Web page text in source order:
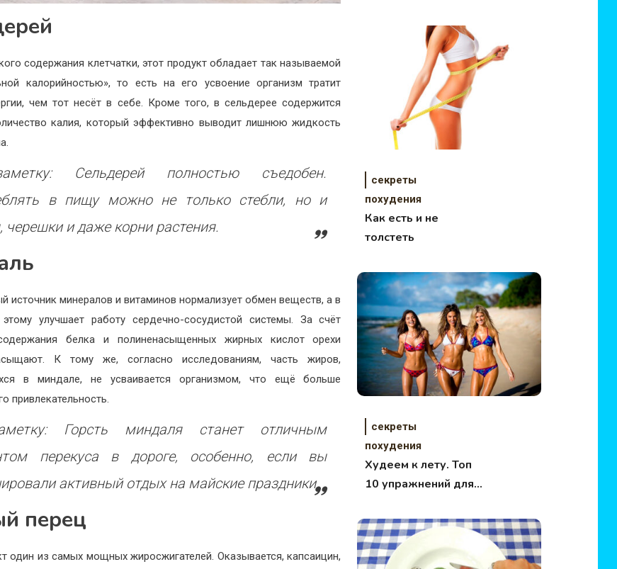
содержания клетчатки, этот продукт обладает так называемой
калорийностью», то есть на его усвоение организм тратит
чем тот несёт в себе. Кроме того, в сельдерее содержится
калия, который эффективно выводит лишнюю жидкость
Сельдерей полностью съедобен.
в пищу можно не только стебли, но и
черешки и даже корни растения.
источник минералов и витаминов нормализует обмен веществ, а в
улучшает работу сердечно-сосудистой системы. За счёт
белка и полиненасыщенных жирных кислот орехи
К тому же, согласно исследованиям, часть жиров,
в миндале, не усваивается организмом, что ещё больше
привлекательность.
Горсть миндаля станет отличным
перекуса в дороге, особенно, если вы
активный отдых на майские праздники.
перец
один из самых мощных жиросжигателей. Оказывается, капсаицин,
секреты
похудения
Как есть и не
толстеть
секреты
похудения
Худеем к лету. Топ
10 упражнений для